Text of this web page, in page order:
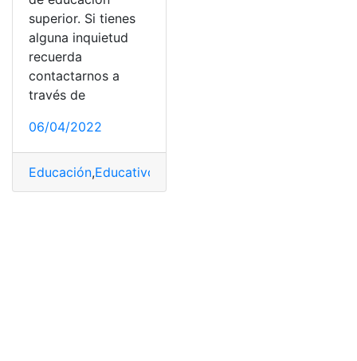
superior. Si tienes
alguna inquietud
recuerda
contactarnos a
través de
06/04/2022
Educación,Educativos